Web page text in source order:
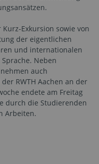
Exkursion sowie von
der eigentlichen
und internationalen
Neben
auch
RWTH Aachen an der
endete am Freitag
durch die Studierenden
Arbeiten.